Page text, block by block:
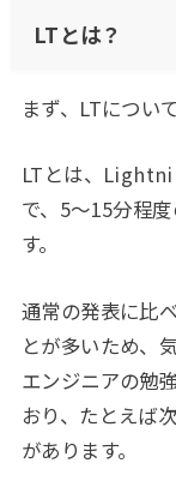
LTとは？
まず、LTについ
LTとは、
で、5〜15分程
す。
通常の発表に比
とが多いため、
エンジニアの勉
おり、たとえば
があります。